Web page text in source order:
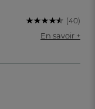
(40)
En savoir +